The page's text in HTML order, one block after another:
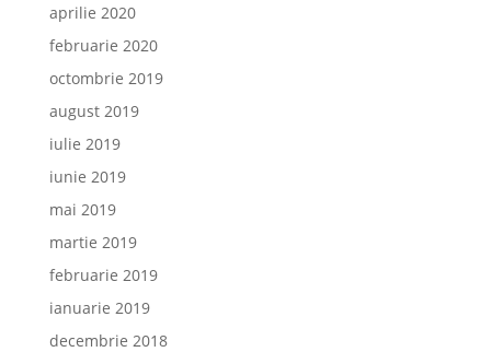
aprilie 2020
februarie 2020
octombrie 2019
august 2019
iulie 2019
iunie 2019
mai 2019
martie 2019
februarie 2019
ianuarie 2019
decembrie 2018